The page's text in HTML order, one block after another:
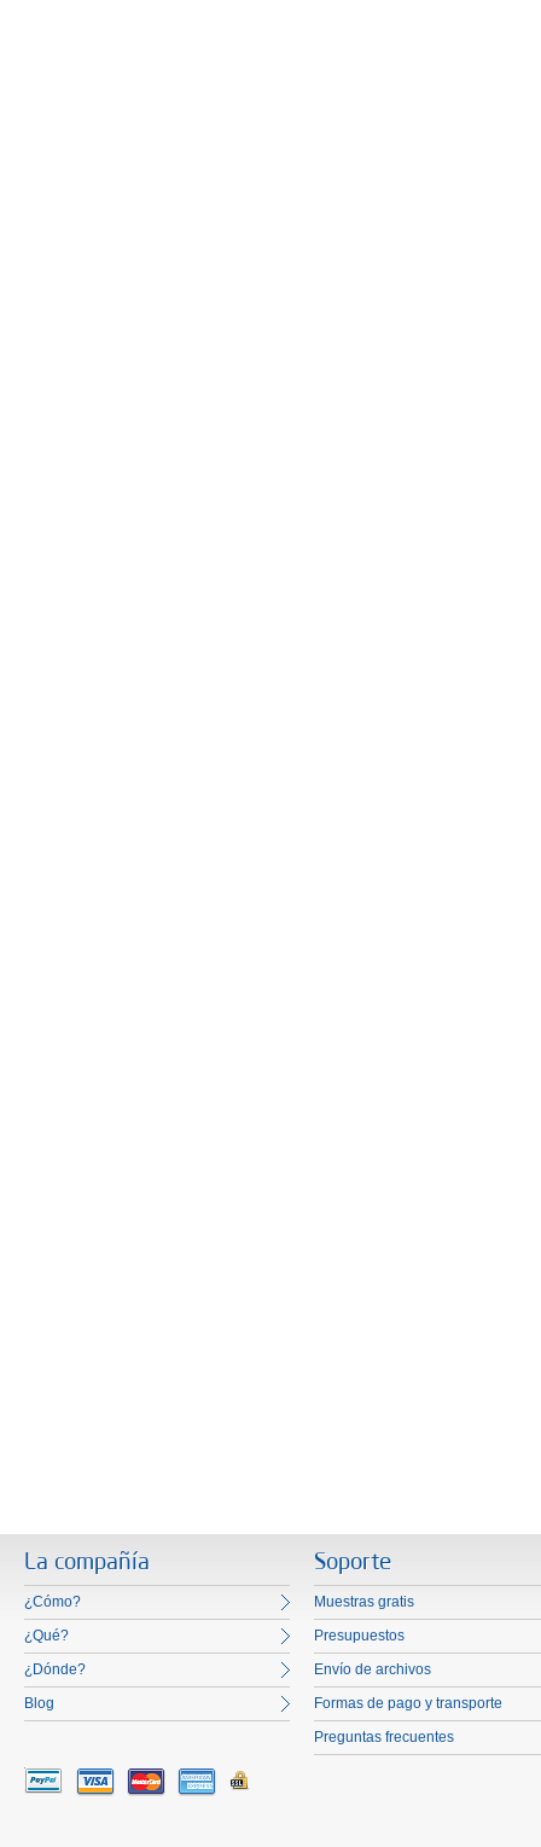
La compañía
¿Cómo?
¿Qué?
¿Dónde?
Blog
Soporte
Muestras gratis
Presupuestos
Envío de archivos
Formas de pago y transporte
Preguntas frecuentes